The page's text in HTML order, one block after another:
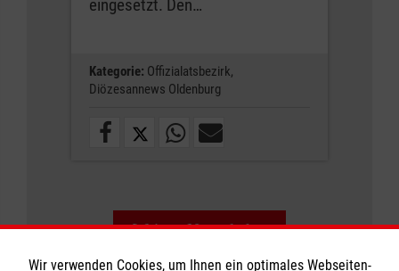
eingesetzt. Den…
Kategorie: Offizialatsbezirk,
Diözesannews Oldenburg
Weitere News laden
Wir verwenden Cookies, um Ihnen ein optimales Webseiten-